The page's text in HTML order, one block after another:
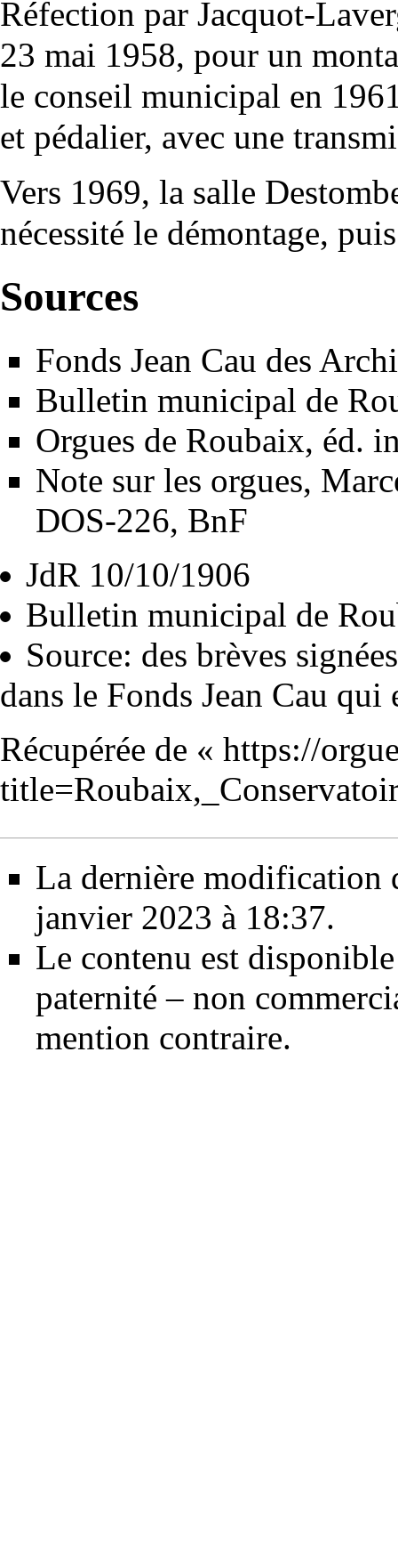
Réfection par Jacquot-
23 mai 1958, pour un
le conseil municipal en
et pédalier, avec une
Vers 1969, la salle
nécessité le démontage,
Sources
Fonds Jean Cau des
Bulletin municipal de
Orgues de Roubaix, éd.
Note sur les orgues,
DOS-226, BnF
JdR 10/10/1906
Bulletin municipal de
Source: des brèves
dans le Fonds Jean Cau
Récupérée de « https://
La dernière modification
janvier 2023 à 18:37.
Le contenu est
paternité – non
mention contraire.